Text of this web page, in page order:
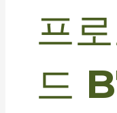
프
드